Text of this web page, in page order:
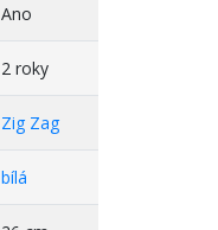
Ano
2 roky
Zig Zag
bílá